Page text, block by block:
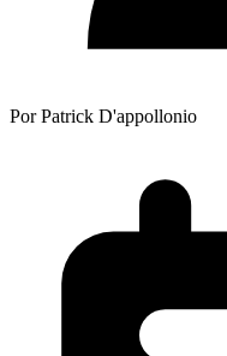
Por Patrick D'appollonio